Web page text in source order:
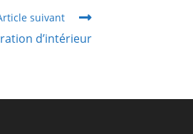
suivant
d’intérieur